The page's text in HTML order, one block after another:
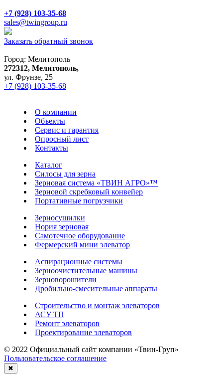
+7 (928) 103-35-68
sales@twingroup.ru
Заказать обратный звонок
Город: Мелитополь
272312, Мелитополь,
ул. Фрунзе, 25
+7 (928) 103-35-68
О компании
Объекты
Сервис и гарантия
Опросный лист
Контакты
Каталог
Силосы для зерна
Зерновая система «ТВИН АГРО»™
Зерновой скребковый конвейер
Портативные погрузчики
Зерносушилки
Нория зерновая
Самотечное оборудование
Фермерский мини элеватор
Аспирационные системы
Зерноочистительные машины
Зерноворошители
Дробильно-смесительные аппараты
Строительство и монтаж элеваторов
АСУ ТП
Ремонт элеваторов
Проектирование элеваторов
© 2022 Официальный сайт компании «Твин-Груп»
Пользовательское соглашение
✖